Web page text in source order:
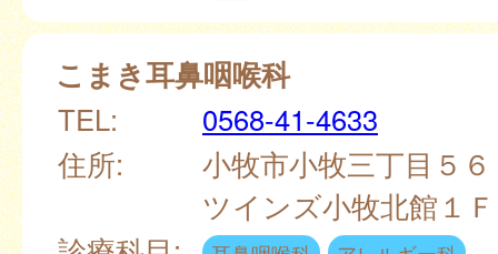
こまき耳鼻咽喉科
TEL:
0568-41-4633
住所:
小牧市小牧三丁目５
ツインズ小牧北館１